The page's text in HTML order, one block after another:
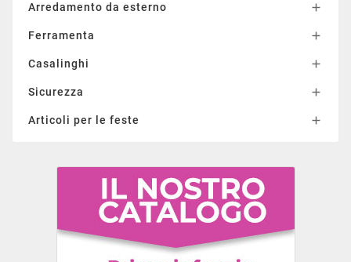
Arredamento da esterno 
Ferramenta 
Casalinghi 
Sicurezza 
Articoli per le feste 